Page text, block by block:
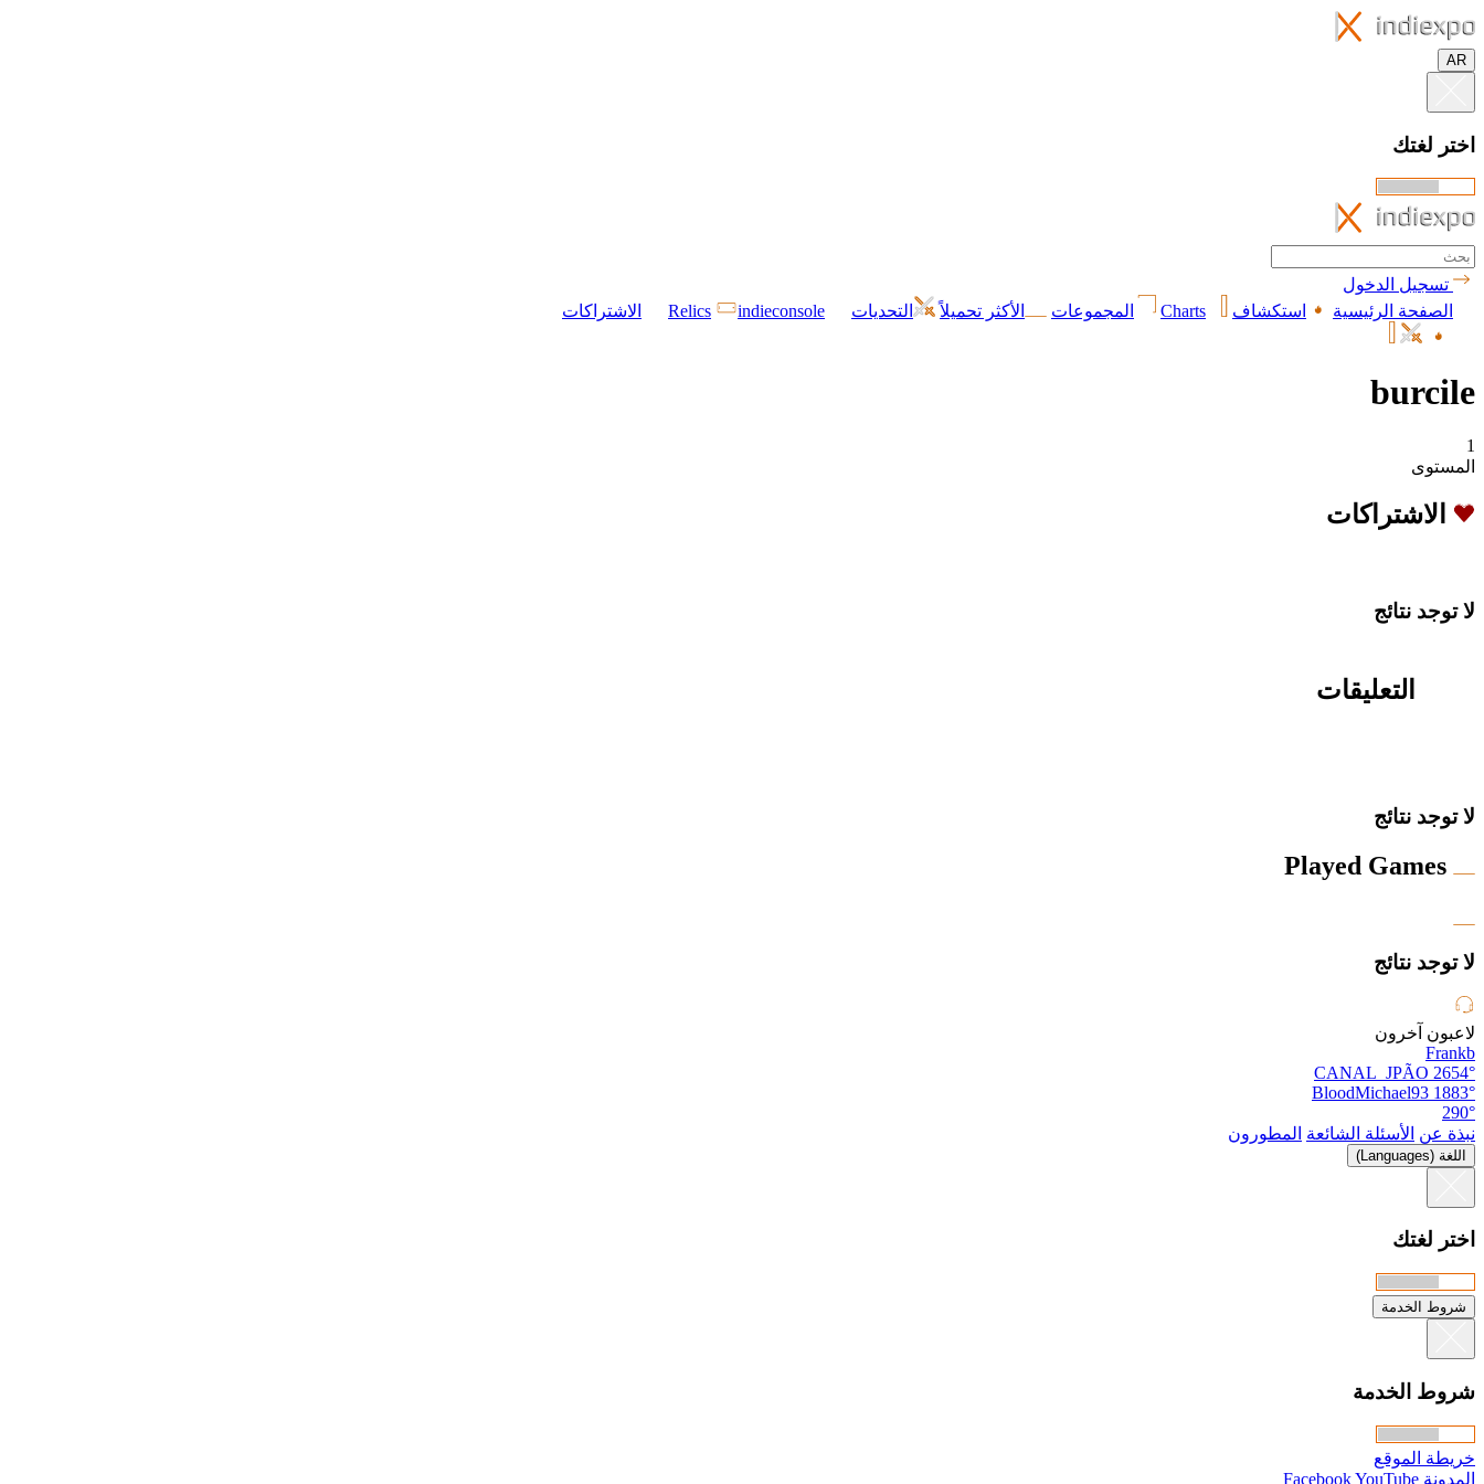
AR
اختر لغتك
تسجيل الدخول
الصفحة الرئيسية
استكشاف Charts المجموعات الأكثر تحميلاً التحديات Relics indieconsole الاشتراكات
burcile
1
المستوى
الاشتراكات
لا توجد نتائج
التعليقات
لا توجد نتائج
Played Games
لا توجد نتائج
لاعبون آخرون
Frankb
2654°
CANAL_JPÃO
1883°
BloodMichael93
290°
نبذة عن الأسئلة الشائعة المطورون
اللغة (Languages)
اختر لغتك
شروط الخدمة
شروط الخدمة
خريطة الموقع
المدونة
FacebookYouTube